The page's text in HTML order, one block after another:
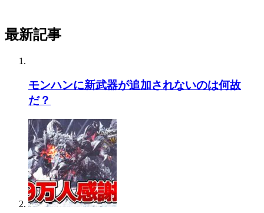
最新記事
モンハンに新武器が追加されないのは何故
だ？